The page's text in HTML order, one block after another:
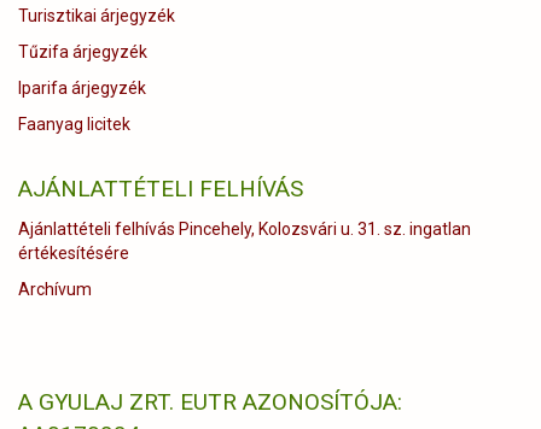
Turisztikai árjegyzék
Tűzifa árjegyzék
Iparifa árjegyzék
Faanyag licitek
AJÁNLATTÉTELI FELHÍVÁS
Ajánlattételi felhívás Pincehely, Kolozsvári u. 31. sz. ingatlan
értékesítésére
Archívum
A GYULAJ ZRT. EUTR AZONOSÍTÓJA: